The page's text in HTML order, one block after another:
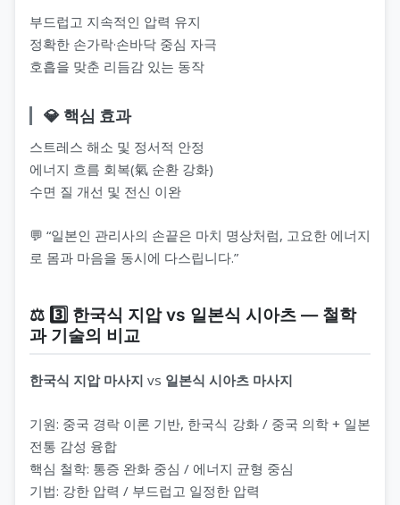
부드럽고 지속적인 압력 유지
정확한 손가락·손바닥 중심 자극
호흡을 맞춘 리듬감 있는 동작
💎 핵심 효과
스트레스 해소 및 정서적 안정
에너지 흐름 회복(氣 순환 강화)
수면 질 개선 및 전신 이완
💬 “일본인 관리사의 손끝은 마치 명상처럼, 고요한 에너지
로 몸과 마음을 동시에 다스립니다.”
⚖️ 3️⃣ 한국식 지압 vs 일본식 시아츠 — 철학
과 기술의 비교
한국식 지압 마사지 vs 일본식 시아츠 마사지
기원: 중국 경락 이론 기반, 한국식 강화 / 중국 의학 + 일본
전통 감성 융합
핵심 철학: 통증 완화 중심 / 에너지 균형 중심
기법: 강한 압력 / 부드럽고 일정한 압력